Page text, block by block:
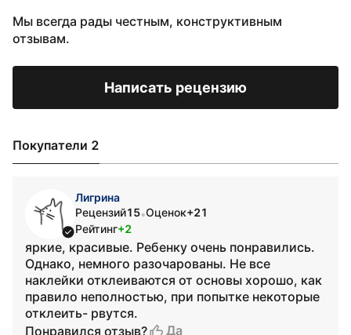
Мы всегда рады честным, конструктивным
отзывам.
Написать рецензию
Покупатели 2
Лигрина
Рецензий15•Оценок+21
Рейтинг+2
яркие, красивые. Ребенку очень понравились.
Однако, немного разочарованы. Не все
наклейки отклеиваются от основы хорошо, как
правило неполностью, при попытке некоторые
отклеить- рвутся.
Понравился отзыв?
Да